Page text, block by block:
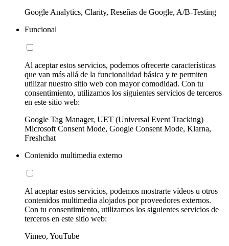
Google Analytics, Clarity, Reseñas de Google, A/B-Testing
Funcional
Al aceptar estos servicios, podemos ofrecerte características
que van más allá de la funcionalidad básica y te permiten
utilizar nuestro sitio web con mayor comodidad. Con tu
consentimiento, utilizamos los siguientes servicios de terceros
en este sitio web:
Google Tag Manager, UET (Universal Event Tracking)
Microsoft Consent Mode, Google Consent Mode, Klarna,
Freshchat
Contenido multimedia externo
Al aceptar estos servicios, podemos mostrarte vídeos u otros
contenidos multimedia alojados por proveedores externos.
Con tu consentimiento, utilizamos los siguientes servicios de
terceros en este sitio web:
Vimeo, YouTube